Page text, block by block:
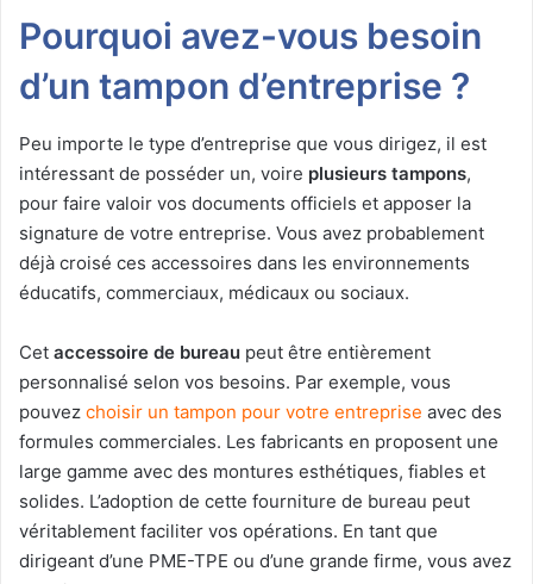
Pourquoi avez-vous besoin
d’un tampon d’entreprise ?
Peu importe le type d’entreprise que vous dirigez, il est
intéressant de posséder un, voire plusieurs tampons,
pour faire valoir vos documents officiels et apposer la
signature de votre entreprise. Vous avez probablement
déjà croisé ces accessoires dans les environnements
éducatifs, commerciaux, médicaux ou sociaux.
Cet accessoire de bureau peut être entièrement
personnalisé selon vos besoins. Par exemple, vous
pouvez choisir un tampon pour votre entreprise avec des
formules commerciales. Les fabricants en proposent une
large gamme avec des montures esthétiques, fiables et
solides. L’adoption de cette fourniture de bureau peut
véritablement faciliter vos opérations. En tant que
dirigeant d’une PME-TPE ou d’une grande firme, vous avez